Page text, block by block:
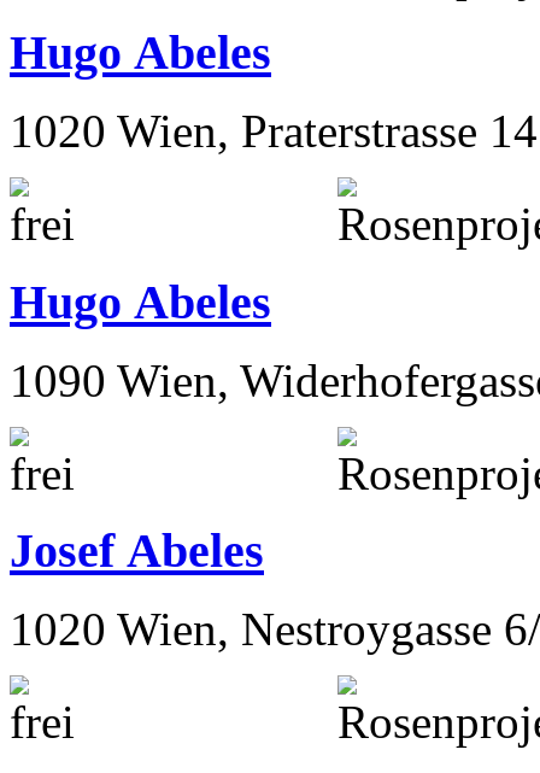
Hugo Abeles
1020 Wien, Praterstrasse 14
Hugo Abeles
1090 Wien,
Josef Abeles
1020 Wien, Nestroygasse